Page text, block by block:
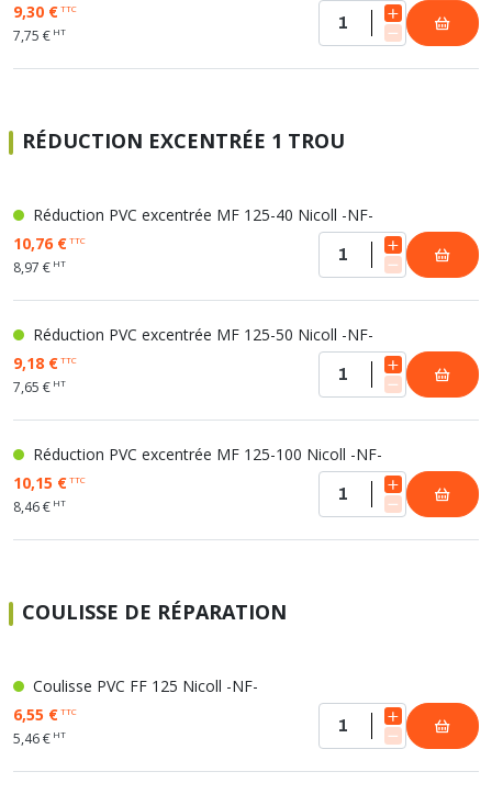
9,30 €TTC
7,75 € HT
RÉDUCTION EXCENTRÉE 1 TROU
Réduction PVC excentrée MF 125-40 Nicoll -NF-
10,76 €TTC
8,97 € HT
Réduction PVC excentrée MF 125-50 Nicoll -NF-
9,18 €TTC
7,65 € HT
Réduction PVC excentrée MF 125-100 Nicoll -NF-
10,15 €TTC
8,46 € HT
COULISSE DE RÉPARATION
Coulisse PVC FF 125 Nicoll -NF-
6,55 €TTC
5,46 € HT